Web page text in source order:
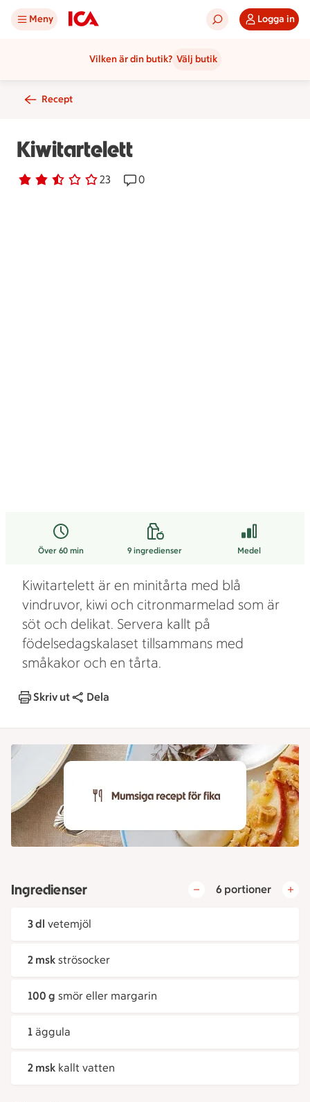
Meny Logga in
Vilken är din butik? Välj butik
Recept
Kiwitartelett
Betyg 2.5 av 5. 23
23 personer har röstatReceptet har 0 kommentarer
0
Över 60 min 9ingredienser Medel
Kiwitartelett är en minitårta med blå
vindruvor, kiwi och citronmarmelad som är
söt och delikat. Servera kallt på
födelsedagskalaset tillsammans med
småkakor och en tårta.
Skriv ut Dela
Ingredienser 6 portioner
3 dl vetemjöl
2 msk strösocker
100 g smör eller margarin
1 äggula
2 msk kallt vatten